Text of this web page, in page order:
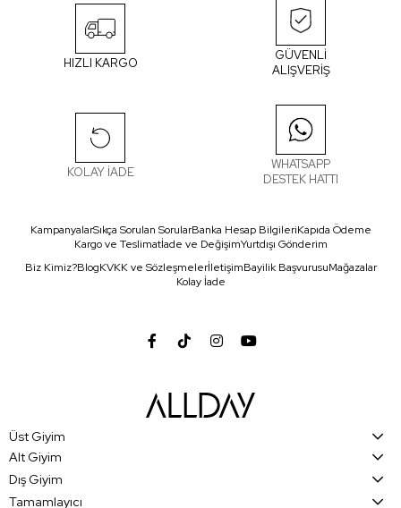
HIZLI KARGO
GÜVENLİ
ALIŞVERİŞ
KOLAY İADE
WHATSAPP
DESTEK HATTI
KampanyalarSıkça Sorulan SorularBanka Hesap BilgileriKapıda Ödeme
Kargo ve Teslimatİade ve DeğişimYurtdışı Gönderim
Biz Kimiz?BlogKVKK ve SözleşmelerİletişimBayilik BaşvurusuMağazalar
Kolay İade
Üst Giyim
Alt Giyim
Dış Giyim
Tamamlayıcı